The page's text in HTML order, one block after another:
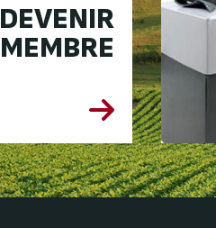
DEVENIR
MEMBRE